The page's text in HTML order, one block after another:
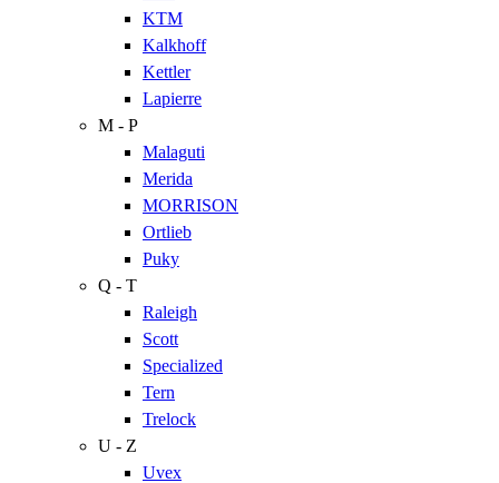
KTM
Kalkhoff
Kettler
Lapierre
M - P
Malaguti
Merida
MORRISON
Ortlieb
Puky
Q - T
Raleigh
Scott
Specialized
Tern
Trelock
U - Z
Uvex